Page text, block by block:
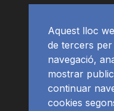
Aquest lloc
de tercers per
navegació,
mostrar
continuar
cookies